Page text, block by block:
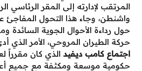
المرتقب لإدارته إلى المقر الرئاسي
واشنطن، وجاء هذا التحول المفاجئ
حول رداءة الأحوال الجوية السائدة
حركة الطيران المروحي، الأمر الذي
اجتماع كامب ديفيد الذي كان مقرراً
حكومية موسعة ومكثفة مع جميع